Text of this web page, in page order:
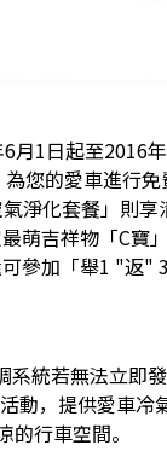
月1日起至2016
您的愛車進行免
淨化套餐」則享
萌吉祥物「C寶
可參加「舉1 "返"
統若無法立即
動，提供愛車冷
行車空間。